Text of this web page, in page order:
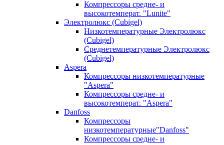
Компрессоры средне- и
высокотемперат. "Lunite"
Электролюкс (Cubigel)
Низкотемпературные Электролюкс
(Cubigel)
Среднетемпературные Электролюкс
(Cubigel)
Aspera
Компрессоры низкотемпературные
"Aspera"
Компрессоры средне- и
высокотемперат. "Aspera"
Danfoss
Компрессоры
низкотемпературные"Danfoss"
Компрессоры средне- и